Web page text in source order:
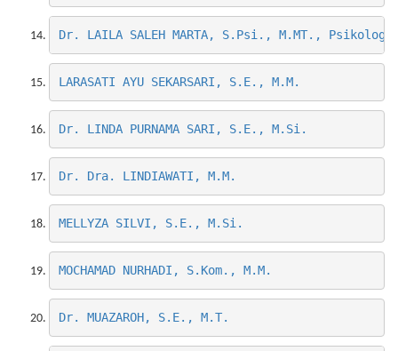
Dr. LAILA SALEH MARTA, S.Psi., M.MT., Psikolog.
LARASATI AYU SEKARSARI, S.E., M.M.
Dr. LINDA PURNAMA SARI, S.E., M.Si.
Dr. Dra. LINDIAWATI, M.M.
MELLYZA SILVI, S.E., M.Si.
MOCHAMAD NURHADI, S.Kom., M.M.
Dr. MUAZAROH, S.E., M.T.